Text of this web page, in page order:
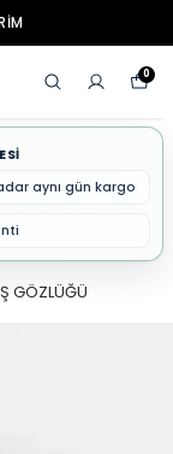
0
aynı gün kargo
GÖZLÜĞÜ